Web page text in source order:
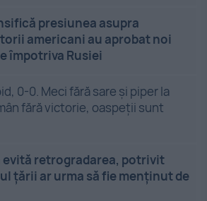
presiunea asupra
americani au aprobat noi
împotriva Rusiei
0-0. Meci fără sare și piper la
fără victorie, oaspeții sunt
evită retrogradarea, potrivit
țării ar urma să fie menținut de